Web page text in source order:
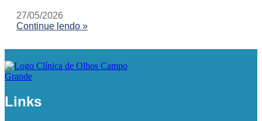
27/05/2026
Continue lendo »
Links